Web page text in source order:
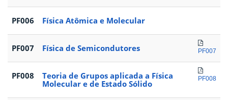
PF006 Física Atômica e Molecular
PF007 Física de Semicondutores PF007
PF008
Teoria de Grupos aplicada a Física
Molecular e de Estado Sólido
PF008